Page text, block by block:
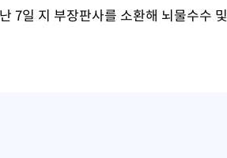
7일 지 부장판사를 소환해 뇌물수수 및